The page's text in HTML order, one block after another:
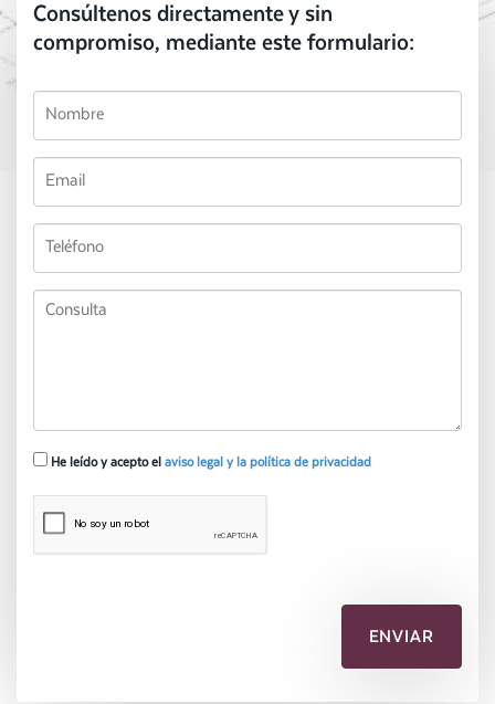
Consúltenos directamente y sin
compromiso, mediante este formulario:
He leído y acepto el aviso legal y la política de privacidad